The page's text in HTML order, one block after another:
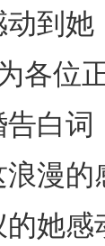
到她
各位
白
漫的
她感